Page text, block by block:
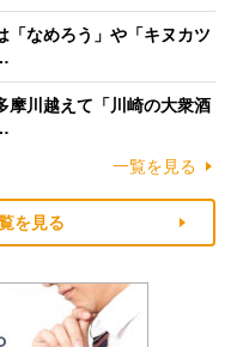
「なめろう」や「キヌカツ
摩川越えて「川崎の大衆酒
一覧を見る
を見る